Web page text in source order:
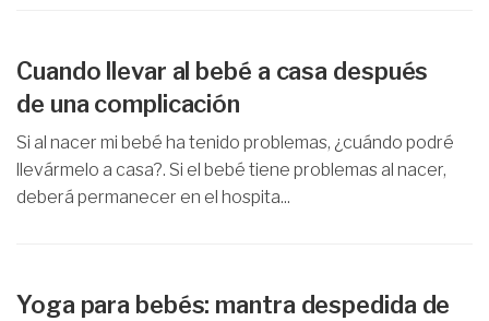
Cuando llevar al bebé a casa después
de una complicación
Si al nacer mi bebé ha tenido problemas, ¿cuándo podré
llevármelo a casa?. Si el bebé tiene problemas al nacer,
deberá permanecer en el hospita...
Yoga para bebés: mantra despedida de